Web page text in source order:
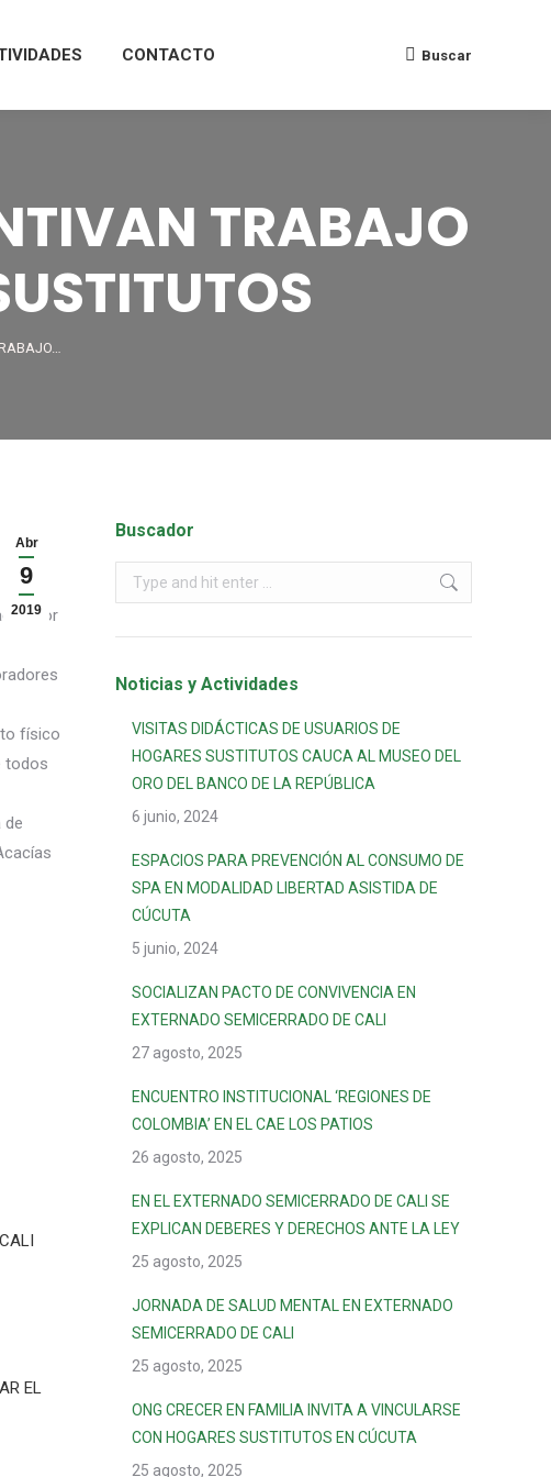
CONTACTO Buscar
TRABAJO
Abr
9
2019por
físico
todos
de
EL
Buscador
Noticias y Actividades
VISITAS DIDÁCTICAS DE USUARIOS DE
HOGARES SUSTITUTOS CAUCA AL MUSEO DEL
ORO DEL BANCO DE LA REPÚBLICA
6 junio, 2024
ESPACIOS PARA PREVENCIÓN AL CONSUMO DE
SPA EN MODALIDAD LIBERTAD ASISTIDA DE
CÚCUTA
5 junio, 2024
SOCIALIZAN PACTO DE CONVIVENCIA EN
EXTERNADO SEMICERRADO DE CALI
27 agosto, 2025
ENCUENTRO INSTITUCIONAL ‘REGIONES DE
COLOMBIA’ EN EL CAE LOS PATIOS
26 agosto, 2025
EN EL EXTERNADO SEMICERRADO DE CALI SE
EXPLICAN DEBERES Y DERECHOS ANTE LA LEY
25 agosto, 2025
JORNADA DE SALUD MENTAL EN EXTERNADO
SEMICERRADO DE CALI
25 agosto, 2025
ONG CRECER EN FAMILIA INVITA A VINCULARSE
CON HOGARES SUSTITUTOS EN CÚCUTA
25 agosto, 2025